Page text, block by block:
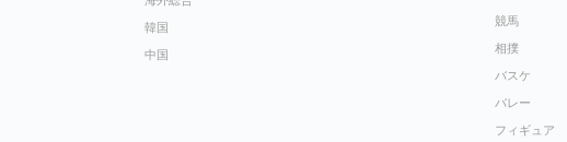
韓国
中国
競馬
相撲
バスケ
バレー
フィギュア